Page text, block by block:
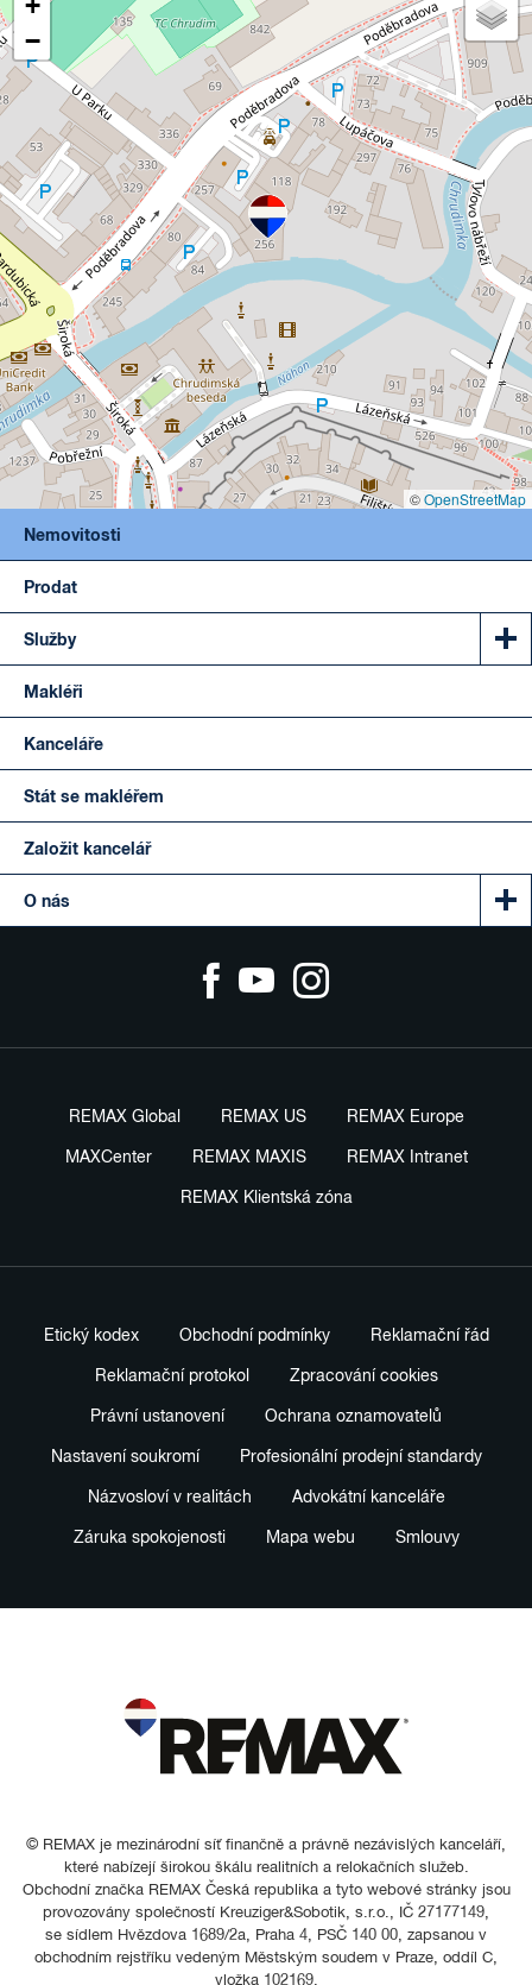
−
©OpenStreetMap
Nemovitosti
Prodat
Služby
Makléři
Kanceláře
Stát se makléřem
Založit kancelář
O nás
REMAX Global REMAX US REMAX Europe
MAXCenter REMAX MAXIS REMAX Intranet
REMAX Klientská zóna
Etický kodex Obchodní podmínky Reklamační řád
Reklamační protokol Zpracování cookies
Právní ustanovení Ochrana oznamovatelů
Nastavení soukromí Profesionální prodejní standardy
Názvosloví v realitách Advokátní kanceláře
Záruka spokojenosti Mapa webu Smlouvy
© REMAX je mezinárodní síť finančně a právně nezávislých kanceláří,
které nabízejí širokou škálu realitních a relokačních služeb.
Obchodní značka REMAX Česká republika a tyto webové stránky jsou
provozovány společností Kreuziger&Sobotik, s.r.o., IČ 27177149,
se sídlem Hvězdova 1689/2a, Praha 4, PSČ 140 00, zapsanou v
obchodním rejstříku vedeným Městským soudem v Praze, oddíl C,
vložka 102169.